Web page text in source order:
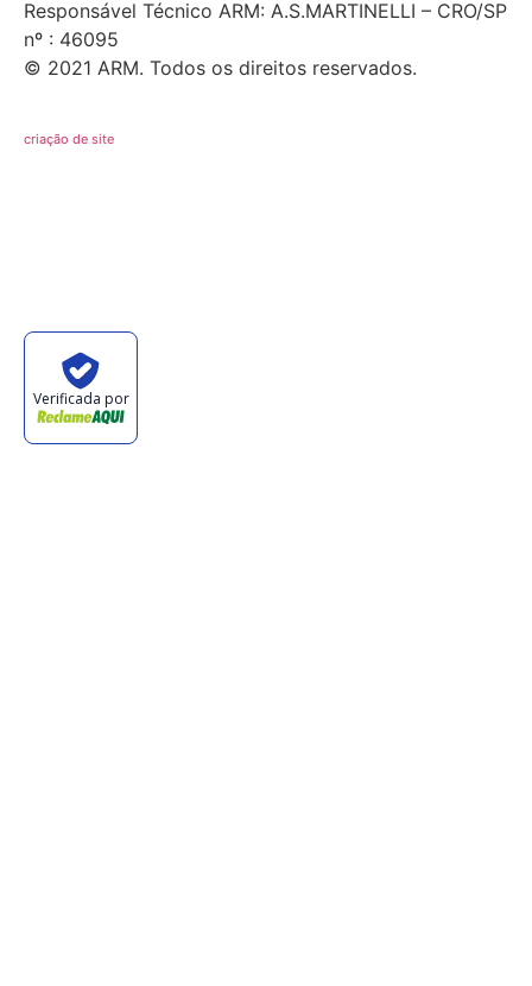
Responsável Técnico ARM: A.S.MARTINELLI – CRO/SP
nº : 46095
© 2021 ARM. Todos os direitos reservados.
criação de site
Verificada por